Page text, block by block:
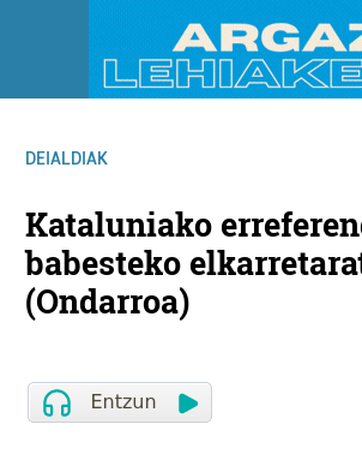
DEIALDIAK
Kataluniako
babesteko
(Ondarroa)